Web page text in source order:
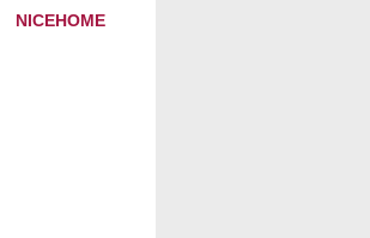
NICEHOME